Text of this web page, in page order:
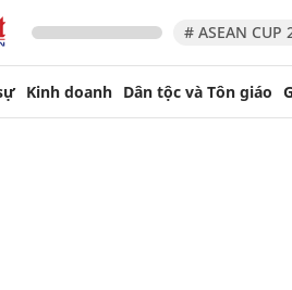
# ASEAN CUP
Kinh doanh Dân tộc và Tôn giáo